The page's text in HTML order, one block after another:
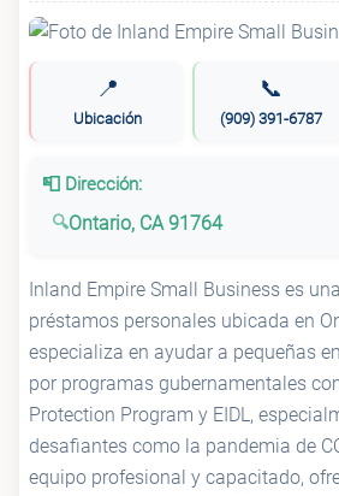
📍
Ubicación
📞
(909) 391-6787
📮 Dirección:
Ontario, CA 91764
Inland Empire Small Business es
préstamos personales ubicada en
especializa en ayudar a pequeñas
por programas gubernamentales
Protection Program y EIDL,
desafiantes como la pandemia de
equipo profesional y capacitado,